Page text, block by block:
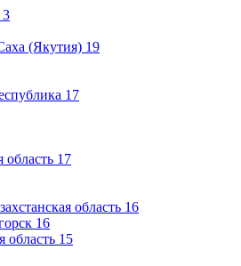
3
(Якутия) 19
17
область 17
область 16
16
область 15